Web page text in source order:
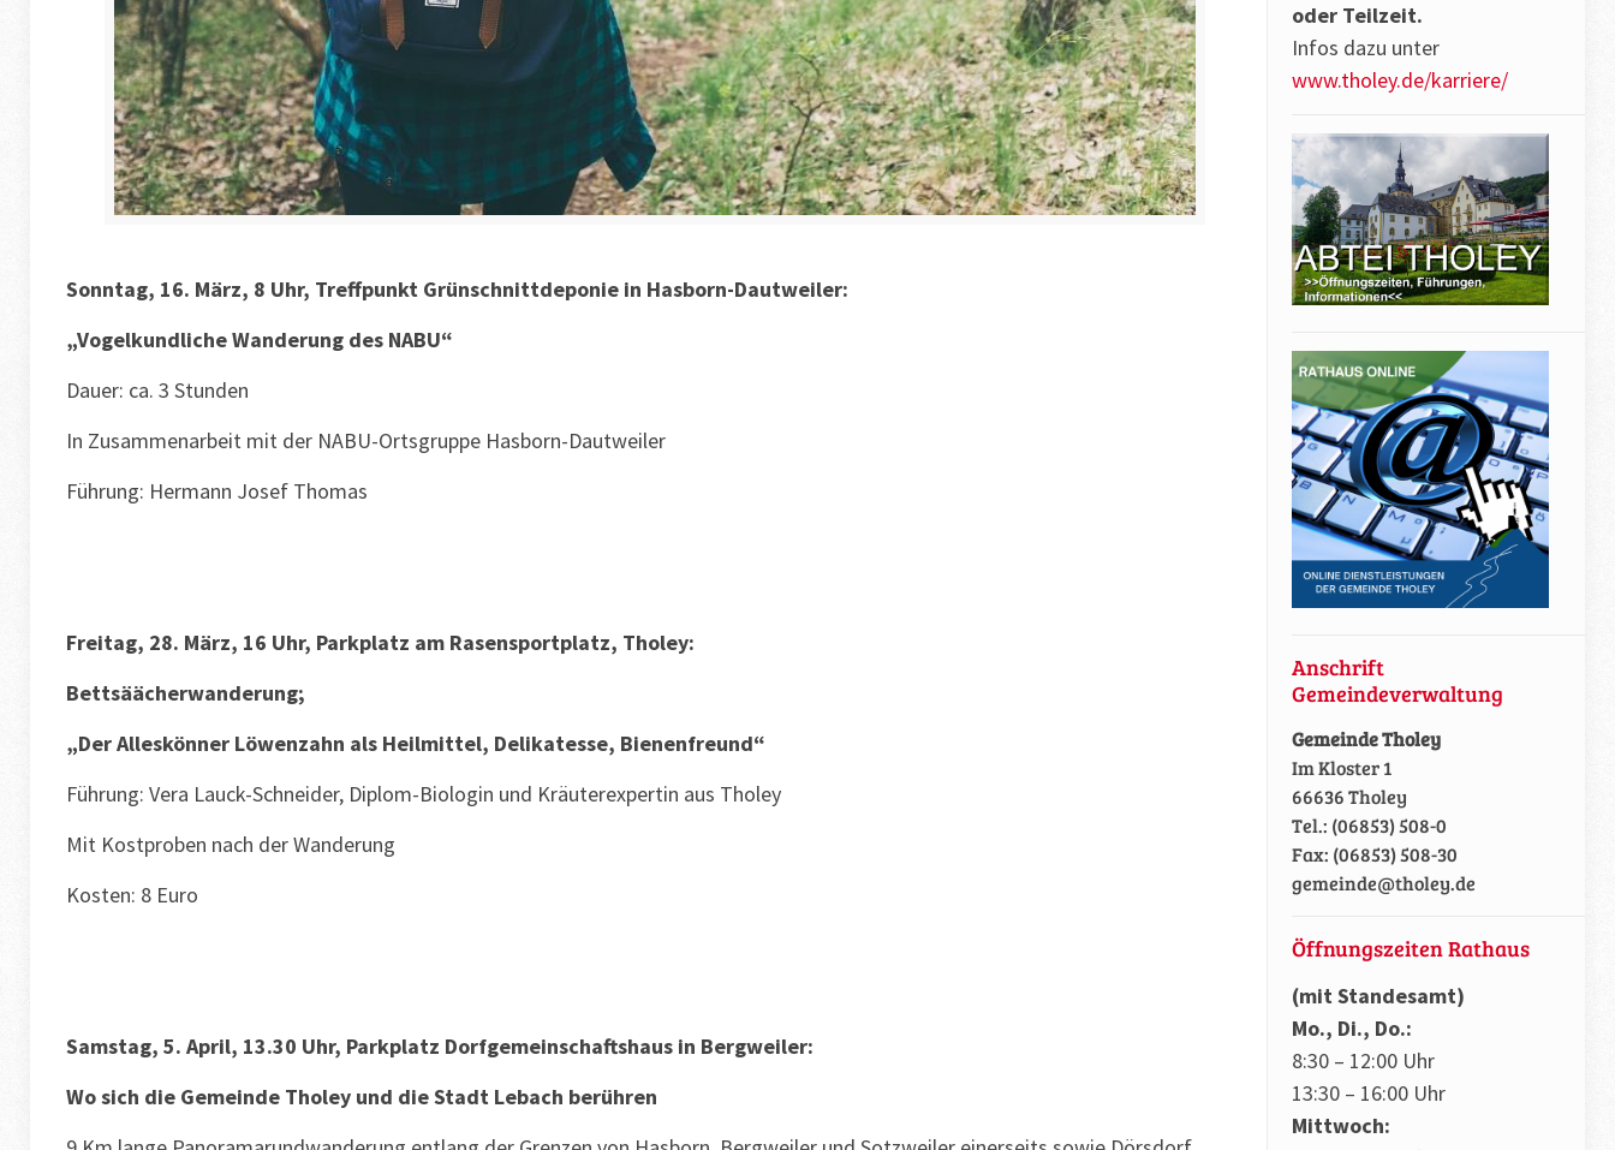
Sonntag, 16. März, 8 Uhr, Treffpunkt Grünschnittdeponie in Hasborn-Dautweiler:
„Vogelkundliche Wanderung des NABU“
Dauer: ca. 3 Stunden
In Zusammenarbeit mit der NABU-Ortsgruppe Hasborn-Dautweiler
Führung: Hermann Josef Thomas
Freitag, 28. März, 16 Uhr, Parkplatz am Rasensportplatz, Tholey:
Bettsäächerwanderung;
„Der Alleskönner Löwenzahn als Heilmittel, Delikatesse, Bienenfreund“
Führung: Vera Lauck-Schneider, Diplom-Biologin und Kräuterexpertin aus Tholey
Mit Kostproben nach der Wanderung
Kosten: 8 Euro
Samstag, 5. April, 13.30 Uhr, Parkplatz Dorfgemeinschaftshaus in Bergweiler:
Wo sich die Gemeinde Tholey und die Stadt Lebach berühren
oder Teilzeit.
Infos dazu unter
www.tholey.de/karriere/
Anschrift
Gemeindeverwaltung
Gemeinde Tholey
Im Kloster 1
66636 Tholey
Tel.: (06853) 508-0
Fax: (06853) 508-30
gemeinde@tholey.de
Öffnungszeiten Rathaus
(mit Standesamt)
Mo., Di., Do.:
8:30 – 12:00 Uhr
13:30 – 16:00 Uhr
Mittwoch: